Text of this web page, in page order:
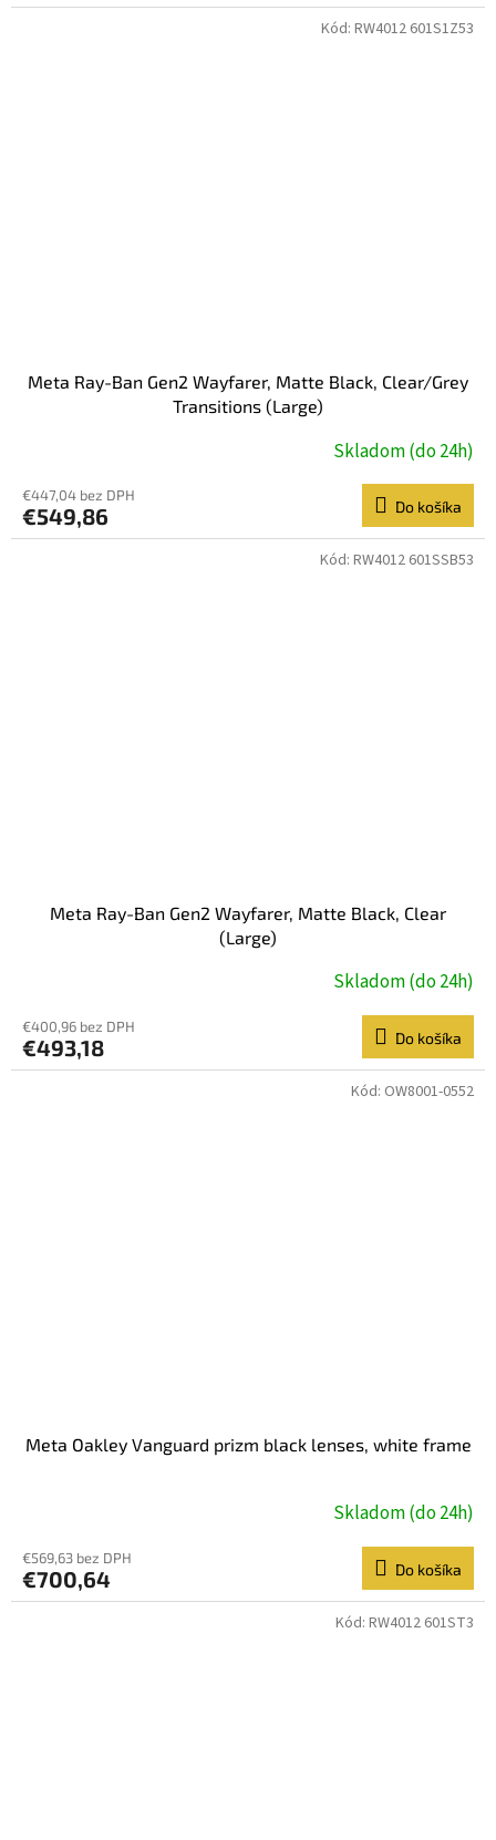
Meta Ray-Ban Gen2 Wayfarer, Matte Black, Clear/Grey
Transitions (Large)
Skladom (do 24h)
€447,04 bez DPH
€549,86 Do košíka
Kód: RW4012 601S1Z53
Meta Ray-Ban Gen2 Wayfarer, Matte Black, Clear
(Large)
Skladom (do 24h)
€400,96 bez DPH
€493,18 Do košíka
Kód: RW4012 601SSB53
Meta Oakley Vanguard prizm black lenses, white frame
Skladom (do 24h)
€569,63 bez DPH
€700,64 Do košíka
Kód: OW8001-0552
Kód: RW4012 601ST3